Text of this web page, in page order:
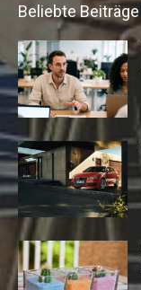
Beliebte Beiträge